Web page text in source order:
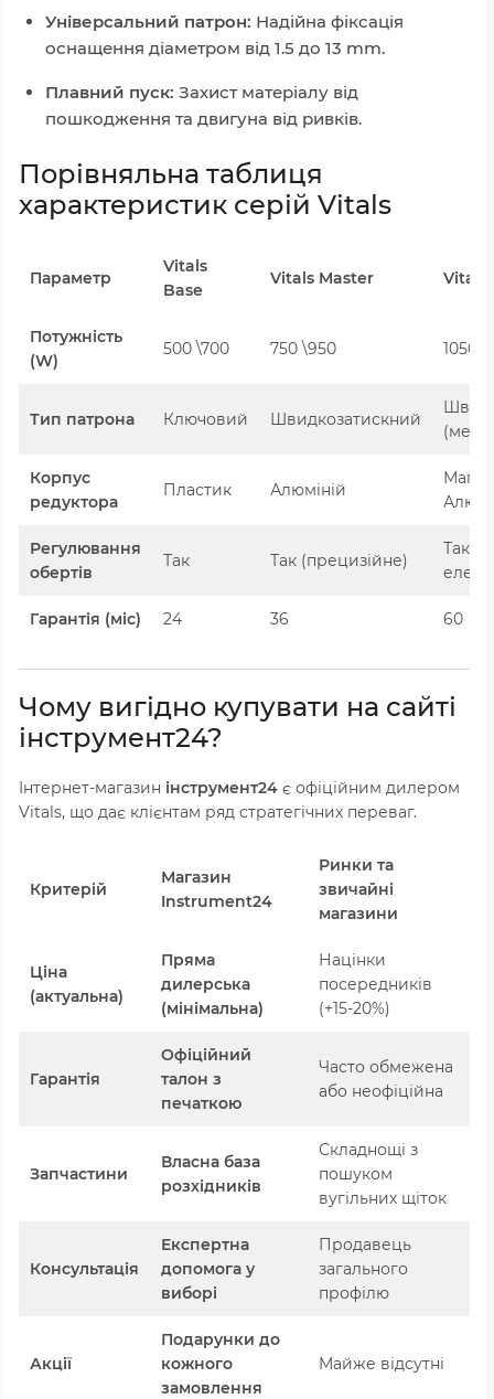
Універсальний патрон: Надійна фіксація
оснащення діаметром від 1.5 до 13 mm.
Плавний пуск: Захист матеріалу від
пошкодження та двигуна від ривків.
Порівняльна таблиця
характеристик серій Vitals
Параметр
Vitals
Base
Vitals Master Vitals
Потужність
(W)
500 \700 750 \950 1050
Тип патрона Ключовий Швидкозатискний
Корпус
редуктора
Пластик Алюміній
Регулювання
обертів
Так Так (прецизійне)
Так +
Гарантія (міс) 24 36 60
Чому вигідно купувати на сайті
інструмент24?
Інтернет-магазин інструмент24 є офіційним дилером
Vitals, що дає клієнтам ряд стратегічних переваг.
Критерій
Магазин
Instrument24
Ринки та
звичайні
магазини
Ціна
(актуальна)
Пряма
дилерська
(мінімальна)
Націнки
посередників
(+15-20%)
Гарантія
Офіційний
талон з
печаткою
Часто обмежена
або неофіційна
Запчастини
Власна база
розхідників
Складнощі з
пошуком
вугільних щіток
Консультація
Експертна
допомога у
виборі
Продавець
загального
профілю
Акції
Подарунки до
кожного
замовлення
Майже відсутні